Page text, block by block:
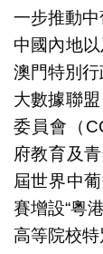
一步推動中
中國內地
澳門特別
大數據聯
委員會（
府教育及
屆世界中
賽增設“粵
高等院校特